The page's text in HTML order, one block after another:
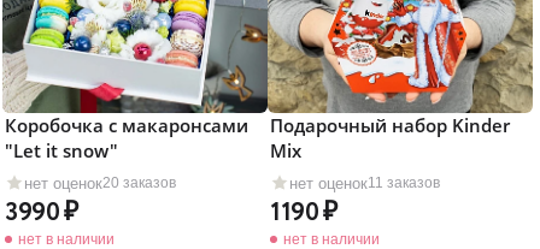
нет оценок20 заказов
Коробочка с макаронсами
"Let it snow"
3990
нет в наличии
нет оценок11 заказов
Подарочный набор Kinder
Mix
1190
нет в наличии